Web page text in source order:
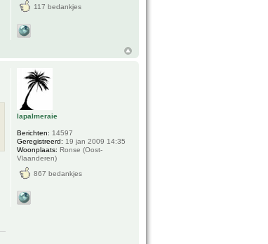
117 bedankjes
lapalmeraie
Berichten: 14597
Geregistreerd: 19 jan 2009 14:35
Woonplaats: Ronse (Oost-
Vlaanderen)
867 bedankjes